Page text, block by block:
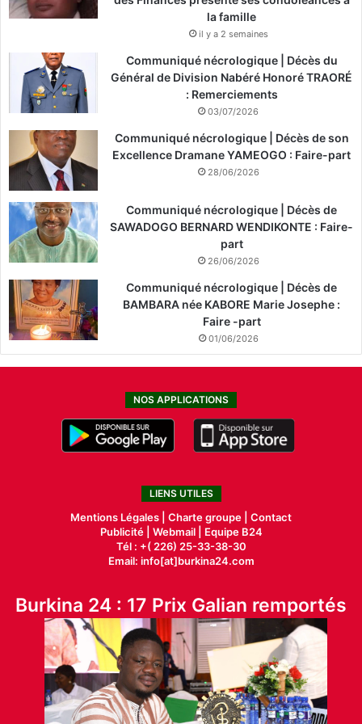
la famille
il y a 2 semaines
Communiqué nécrologique | Décès du
Général de Division Nabéré Honoré TRAORÉ
: Remerciements
03/07/2026
Communiqué nécrologique | Décès de son
Excellence Dramane YAMEOGO : Faire-part
28/06/2026
Communiqué nécrologique | Décès de
SAWADOGO BERNARD WENDIKONTE : Faire-
part
26/06/2026
Communiqué nécrologique | Décès de
BAMBARA née KABORE Marie Josephe :
Faire -part
01/06/2026
NOS APPLICATIONS
LIENS UTILES
Mentions Légales | Charte groupe | Contact
Publicité| Webmail |
Equipe B24
Tél : +( 226) 25-33-38-30
Email: info[at]burkina24.com
Burkina 24 : 17 Prix Galian remportés